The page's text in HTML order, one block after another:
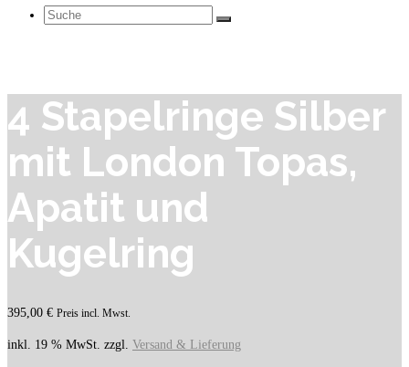
Suche
4 Stapelringe Silber
mit London Topas,
Apatit und
Kugelring
395,00 € Preis incl. Mwst.
inkl. 19 % MwSt. zzgl. Versand & Lieferung